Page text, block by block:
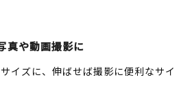
真や動画撮影に
イズに、伸ばせば撮影に便利なサイ